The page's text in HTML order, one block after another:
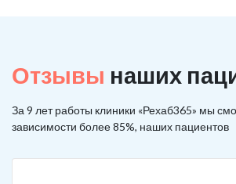
Отзывы наших
За 9 лет работы клиники «Рехаб365» мы
зависимости более 85%, наших пациентов